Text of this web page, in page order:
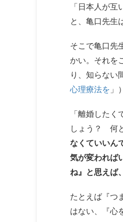
「日本人が
と、亀口先生
そこで亀口先
かい。それを
り、知らない
心理療法を 」）
「離婚した
しょう？ 何
なくていいん
気が変われば
ね』と思えば
たとえば『つ
はない、『心